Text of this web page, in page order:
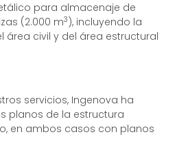
para almacenaje de
(2.000 m3 ), incluyendo la
área civil y del área estructural
servicios, Ingenova ha
planos de la estructura
en ambos casos con planos